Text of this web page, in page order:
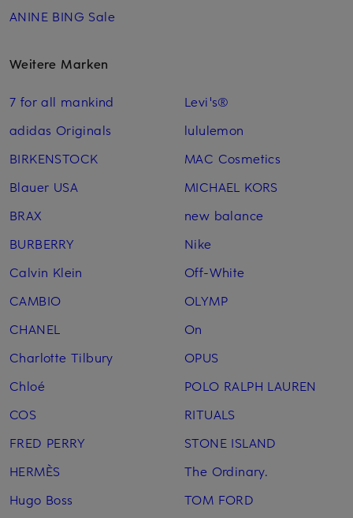
ANINE BING Sale
Weitere Marken
7 for all mankind
adidas Originals
BIRKENSTOCK
Blauer USA
BRAX
BURBERRY
Calvin Klein
CAMBIO
CHANEL
Charlotte Tilbury
Chloé
COS
FRED PERRY
HERMÈS
Hugo Boss
Levi's®
lululemon
MAC Cosmetics
MICHAEL KORS
new balance
Nike
Off-White
OLYMP
On
OPUS
POLO RALPH LAUREN
RITUALS
STONE ISLAND
The Ordinary.
TOM FORD